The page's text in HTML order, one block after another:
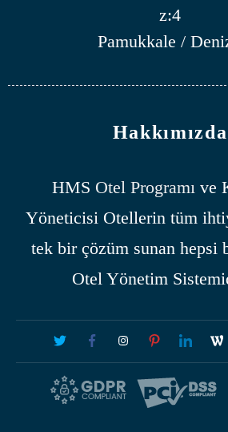
z:4
Pamukkale /
Hakkımızda
HMS Otel Programı ve
Yöneticisi Otellerin tüm
tek bir çözüm sunan hepsi
Otel Yönetim